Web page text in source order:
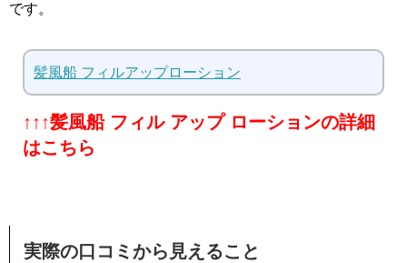
です。
髪風船 フィルアップローション
↑↑↑髪風船 フィル アップ ローションの詳細
はこちら
実際の口コミから見えること